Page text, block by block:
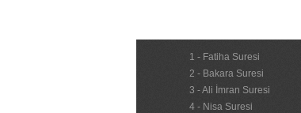
1 - Fatiha Suresi
2 - Bakara Suresi
3 - Ali İmran Suresi
4 - Nisa Suresi